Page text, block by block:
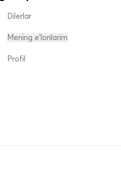
Dilerlar
Mening e'lonlarim
Profil